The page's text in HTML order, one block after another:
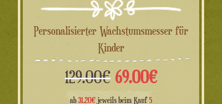
Personalisierter Wachstumsmesser für
Kinder
129.00€ Ursprünglicher
69.00€Aktueller
ab 31.20€ jeweils beim Kauf5